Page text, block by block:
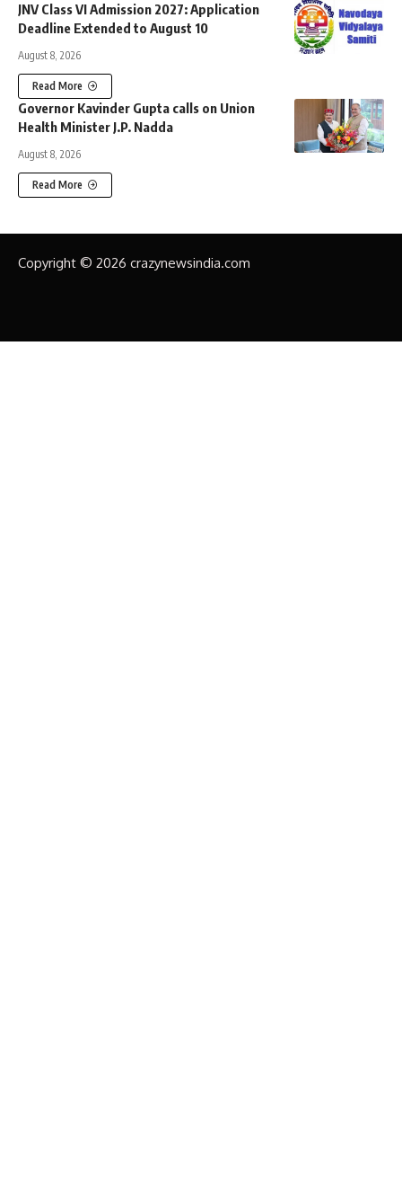
JNV Class VI Admission 2027: Application
Deadline Extended to August 10
August 8, 2026
Read More
Governor Kavinder Gupta calls on Union
Health Minister J.P. Nadda
August 8, 2026
Read More
Copyright © 2026 crazynewsindia.com